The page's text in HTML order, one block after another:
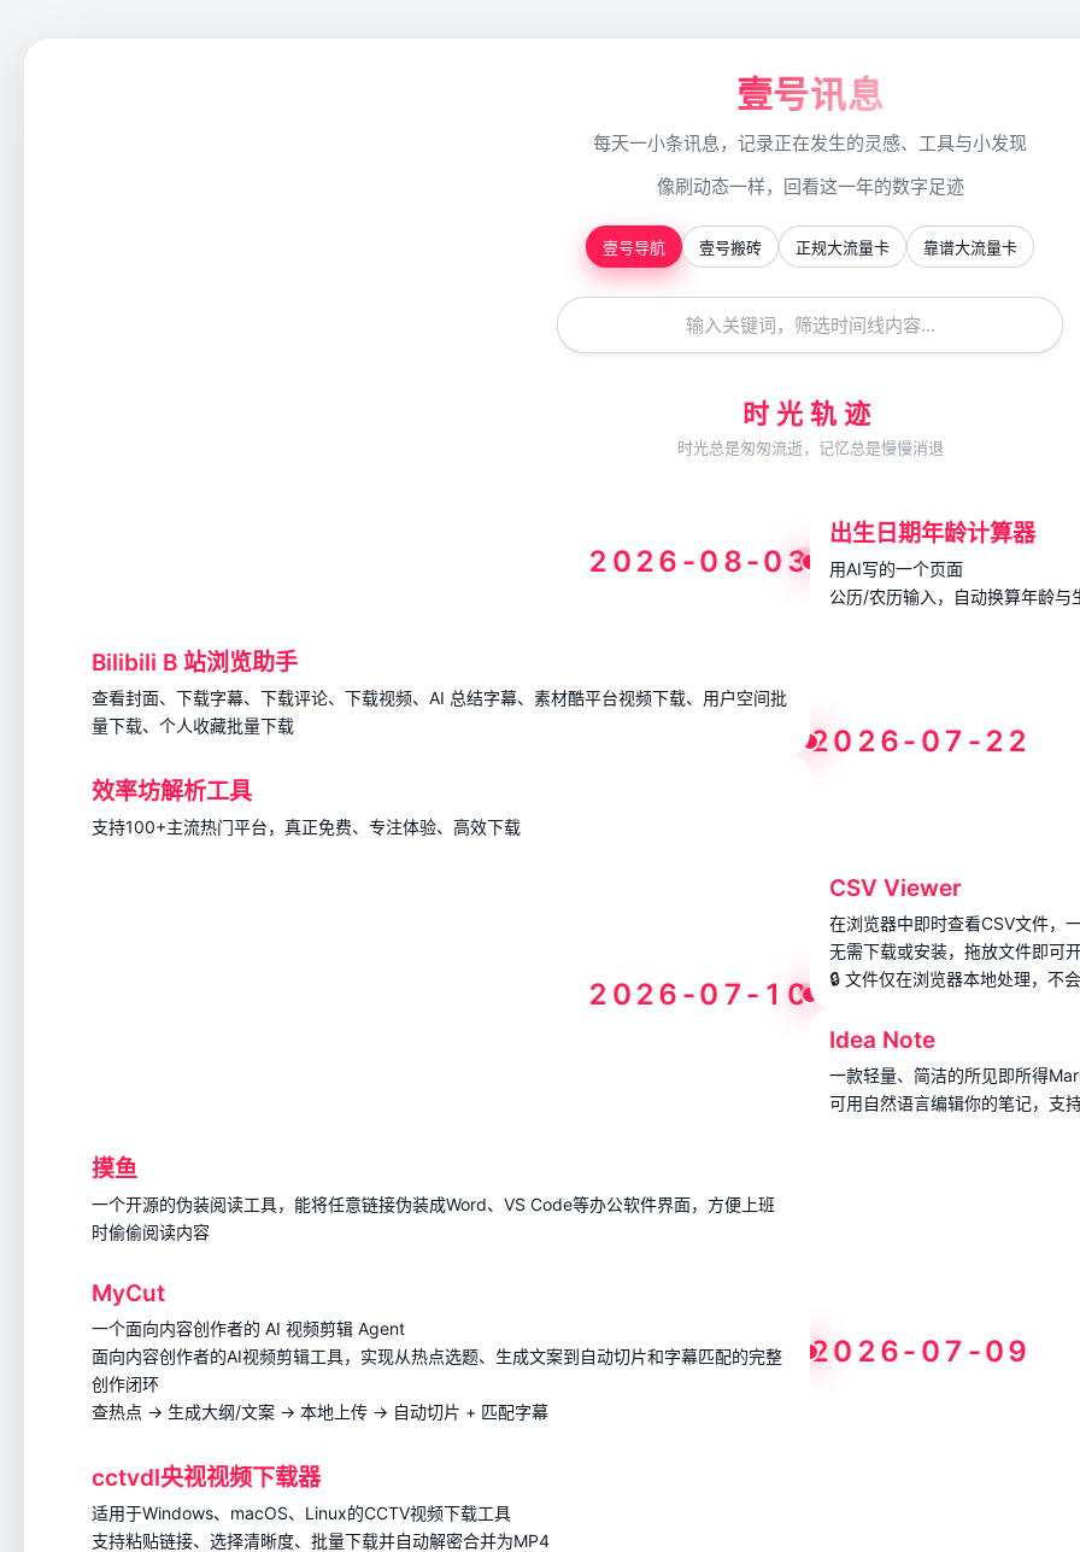
壹号讯息
每天一小条讯息，记录正在发生的灵感、工具与小发现
像刷动态一样，回看这一年的数字足迹
壹号导航 壹号搬砖 正规大流量卡 靠谱大流量卡
时光轨迹
时光总是匆匆流逝，记忆总是慢慢消退
2026-08-03
出生日期年龄计算器
用AI写的一个页面
公历/农历输入，自动换算年龄与
2026-07-22
Bilibili B 站浏览助手
查看封面、下载字幕、下载评论、下载视频、AI 总结字幕、素材酷平台视频下载、用户空间批
量下载、个人收藏批量下载
效率坊解析工具
支持100+主流热门平台，真正免费、专注体验、高效下载
2026-07-10
CSV Viewer
在浏览器中即时查看CSV文件，
无需下载或安装，拖放文件即可
🔒 文件仅在浏览器本地处理，不
Idea Note
一款轻量、简洁的所见即所得
可用自然语言编辑你的笔记，支
2026-07-09
摸鱼
一个开源的伪装阅读工具，能将任意链接伪装成Word、VS Code等办公软件界面，方便上班
时偷偷阅读内容
MyCut
一个面向内容创作者的 AI 视频剪辑 Agent
面向内容创作者的AI视频剪辑工具，实现从热点选题、生成文案到自动切片和字幕匹配的完整
创作闭环
查热点 → 生成大纲/文案 → 本地上传 → 自动切片 + 匹配字幕
cctvdl央视视频下载器
适用于Windows、macOS、Linux的CCTV视频下载工具
支持粘贴链接、选择清晰度、批量下载并自动解密合并为MP4